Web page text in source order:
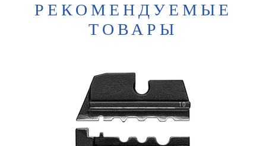
РЕКОМЕНДУЕМЫЕ
ТОВАРЫ